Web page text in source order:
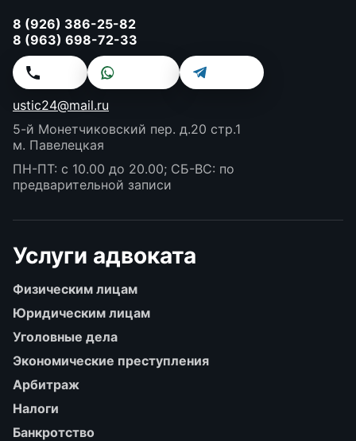
8 (926) 386-25-82
8 (963) 698-72-33
ustic24@mail.ru
5-й Монетчиковский пер. д.20 стр.1
м. Павелецкая
ПН-ПТ: с 10.00 до 20.00; СБ-ВС: по
предварительной записи
Услуги адвоката
Физическим лицам
Юридическим лицам
Уголовные дела
Экономические преступления
Арбитраж
Налоги
Банкротство